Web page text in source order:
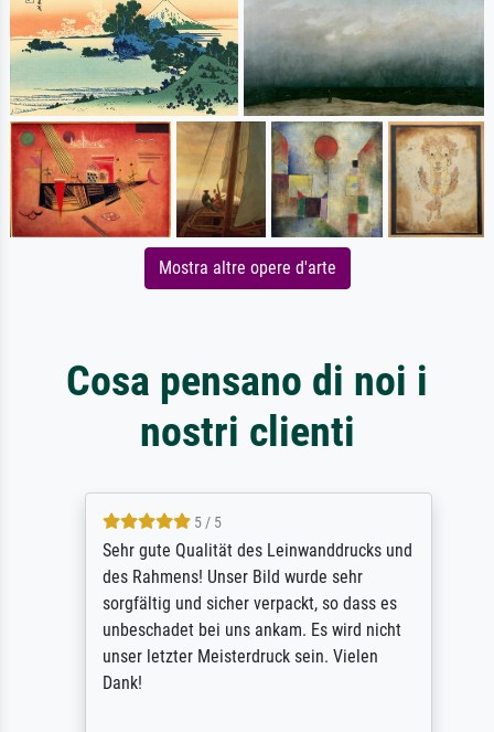
Mostra altre opere d'arte
Cosa pensano di noi i
nostri clienti
5 / 5
Sehr gute Qualität des Leinwanddrucks und
des Rahmens! Unser Bild wurde sehr
sorgfältig und sicher verpackt, so dass es
unbeschadet bei uns ankam. Es wird nicht
unser letzter Meisterdruck sein. Vielen
Dank!